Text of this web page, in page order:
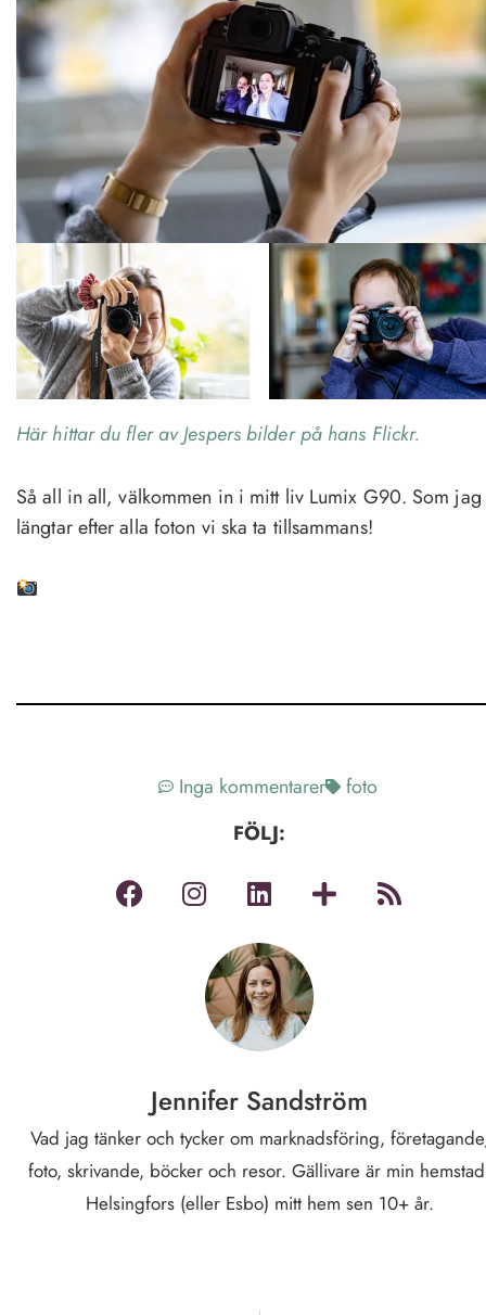
Här hittar du fler av Jespers bilder på hans Flickr.
Så all in all, välkommen in i mitt liv Lumix G90. Som jag
längtar efter alla foton vi ska ta tillsammans!
Inga kommentarer
foto
FÖLJ:
Jennifer Sandström
Vad jag tänker och tycker om marknadsföring,
foto, skrivande, böcker och resor. Gällivare är min
Helsingfors (eller Esbo) mitt hem sen 10+ år.